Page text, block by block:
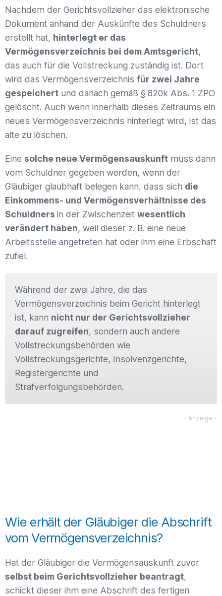
Nachdem der Gerichtsvollzieher das elektronische
Dokument anhand der Auskünfte des Schuldners
erstellt hat, hinterlegt er das
Vermögensverzeichnis bei dem Amtsgericht,
das auch für die Vollstreckung zuständig ist. Dort
wird das Vermögensverzeichnis für zwei Jahre
gespeichert und danach gemäß § 820k Abs. 1 ZPO
gelöscht. Auch wenn innerhalb dieses Zeitraums ein
neues Vermögensverzeichnis hinterlegt wird, ist das
alte zu löschen.
Eine solche neue Vermögensauskunft muss dann
vom Schuldner gegeben werden, wenn der
Gläubiger glaubhaft belegen kann, dass sich die
Einkommens- und Vermögensverhältnisse des
Schuldners in der Zwischenzeit wesentlich
verändert haben, weil dieser z. B. eine neue
Arbeitsstelle angetreten hat oder ihm eine Erbschaft
zufiel.
Während der zwei Jahre, die das
Vermögensverzeichnis beim Gericht hinterlegt
ist, kann nicht nur der Gerichtsvollzieher
darauf zugreifen, sondern auch andere
Vollstreckungsbehörden wie
Vollstreckungsgerichte, Insolvenzgerichte,
Registergerichte und
Strafverfolgungsbehörden.
Wie erhält der Gläubiger die Abschrift
vom Vermögensverzeichnis?
Hat der Gläubiger die Vermögensauskunft zuvor
selbst beim Gerichtsvollzieher beantragt,
schickt dieser ihm eine Abschrift des fertigen